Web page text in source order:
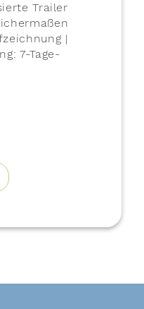
Trailer
|
7-Tage-